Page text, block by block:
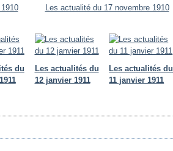
Les actualité du 17 novembre 1910
du
Les actualités du
12 janvier 1911
Les actualités du
11 janvier 1911